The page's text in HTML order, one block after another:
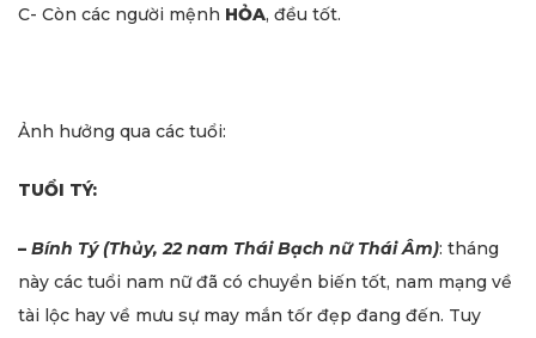
C- Còn các người mệnh HỎA, đều tốt.
Ảnh hưởng qua các tuổi:
TUỔI TÝ:
– Bính Tý (Thủy, 22 nam Thái Bạch nữ Thái Âm): tháng
này các tuổi nam nữ đã có chuyển biến tốt, nam mạng về
tài lộc hay về mưu sự may mắn tốr đẹp đang đến. Tuy